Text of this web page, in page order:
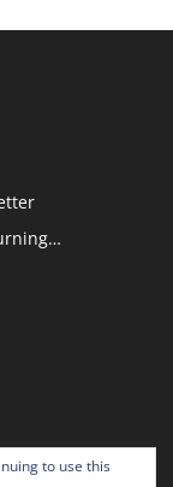
to use this